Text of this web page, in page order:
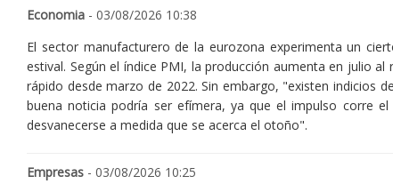
Economia - 03/08/2026 10:38
El sector manufacturero de la eurozona experimenta un
estival. Según el índice PMI, la producción aumenta en julio al
rápido desde marzo de 2022. Sin embargo, "existen indicios
buena noticia podría ser efímera, ya que el impulso corre el
desvanecerse a medida que se acerca el otoño".
Empresas - 03/08/2026 10:25